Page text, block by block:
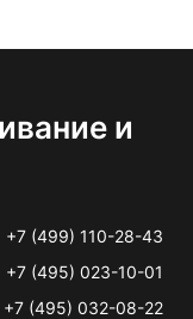
и
+7 (499) 110-28-43
+7 (495) 023-10-01
+7 (495) 032-08-22